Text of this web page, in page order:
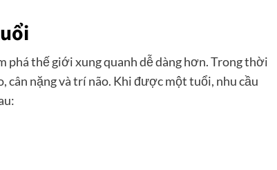
thế giới xung quanh dễ dàng hơn. Trong thời
cân nặng và trí não. Khi được một tuổi, nhu cầu